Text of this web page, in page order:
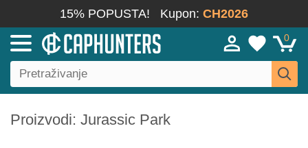
15% POPUSTA! Kupon: CH2026
0
Proizvodi: Jurassic Park